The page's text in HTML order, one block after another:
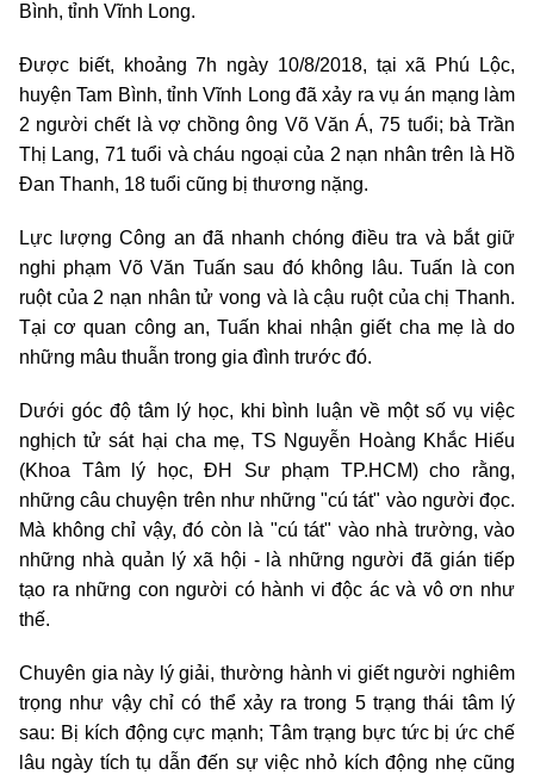
Bình, tỉnh Vĩnh Long.
Được biết, khoảng 7h ngày 10/8/2018, tại xã Phú Lộc,
huyện Tam Bình, tỉnh Vĩnh Long đã xảy ra vụ án mạng làm
2 người chết là vợ chồng ông Võ Văn Á, 75 tuổi; bà Trần
Thị Lang, 71 tuổi và cháu ngoại của 2 nạn nhân trên là Hồ
Đan Thanh, 18 tuổi cũng bị thương nặng.
Lực lượng Công an đã nhanh chóng điều tra và bắt giữ
nghi phạm Võ Văn Tuấn sau đó không lâu. Tuấn là con
ruột của 2 nạn nhân tử vong và là cậu ruột của chị Thanh.
Tại cơ quan công an, Tuấn khai nhận giết cha mẹ là do
những mâu thuẫn trong gia đình trước đó.
Dưới góc độ tâm lý học, khi bình luận về một số vụ việc
nghịch tử sát hại cha mẹ, TS Nguyễn Hoàng Khắc Hiếu
(Khoa Tâm lý học, ĐH Sư phạm TP.HCM) cho rằng,
những câu chuyện trên như những "cú tát" vào người đọc.
Mà không chỉ vậy, đó còn là "cú tát" vào nhà trường, vào
những nhà quản lý xã hội - là những người đã gián tiếp
tạo ra những con người có hành vi độc ác và vô ơn như
thế.
Chuyên gia này lý giải, thường hành vi giết người nghiêm
trọng như vậy chỉ có thể xảy ra trong 5 trạng thái tâm lý
sau: Bị kích động cực mạnh; Tâm trạng bực tức bị ức chế
lâu ngày tích tụ dẫn đến sự việc nhỏ kích động nhẹ cũng